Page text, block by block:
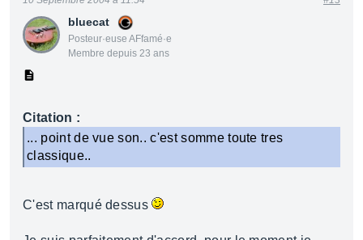
bluecat
Posteur·euse AFfamé·e
Membre depuis 23 ans
Citation :
... point de vue son.. c'est somme toute tres
classique..
C'est marqué dessus